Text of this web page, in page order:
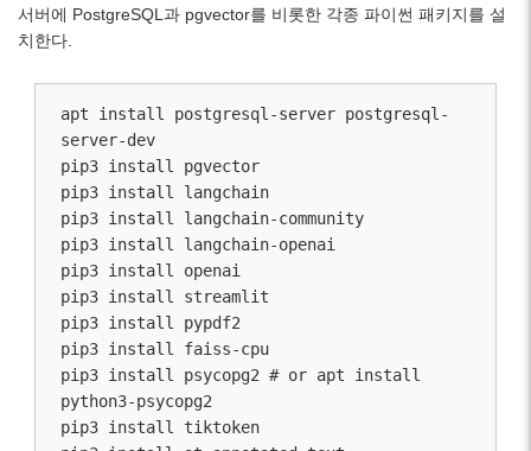
서버에 PostgreSQL과 pgvector를 비롯한 각종 파이썬 패키지를 설
치한다.
apt install postgresql-server postgresql-
server-dev
pip3 install pgvector
pip3 install langchain
pip3 install langchain-community
pip3 install langchain-openai
pip3 install openai
pip3 install streamlit
pip3 install pypdf2
pip3 install faiss-cpu
pip3 install psycopg2 # or apt install
python3-psycopg2
pip3 install tiktoken